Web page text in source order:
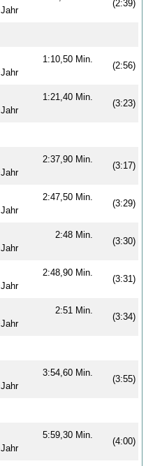
(2:39)
1:10,50 Min.
(2:56)
1:21,40 Min.
(3:23)
2:37,90 Min.
(3:17)
2:47,50 Min.
(3:29)
2:48 Min.
(3:30)
2:48,90 Min.
(3:31)
2:51 Min.
(3:34)
3:54,60 Min.
(3:55)
5:59,30 Min.
(4:00)